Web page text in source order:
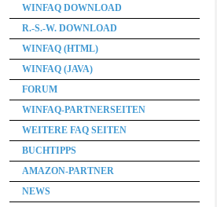
WINFAQ DOWNLOAD
R.-S.-W. DOWNLOAD
WINFAQ (HTML)
WINFAQ (JAVA)
FORUM
WINFAQ-PARTNERSEITEN
WEITERE FAQ SEITEN
BUCHTIPPS
AMAZON-PARTNER
NEWS